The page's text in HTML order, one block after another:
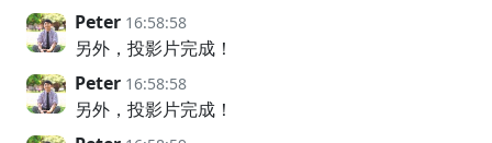
Peter 16:58:58
另外，投影片完成！
Peter 16:58:58
另外，投影片完成！